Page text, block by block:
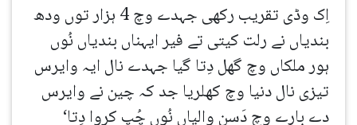
اِک وڈی تقریب رکھی جہدے وچ 4 ہزار توں ودھ
بندیاں نے رلت کیتی تے فیر ایہناں بندیاں نُوں
ہور ملکاں وچ گھل دِتا گیا جہدے نال ایہ وایرس
تیزی نال دنیا وچ کھلریا جد کہ چین نے وایرس
دے بارے وچ دَسن والیاں نُوں چُپ کروا دِتا‘